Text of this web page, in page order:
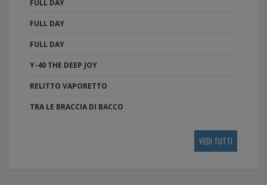
FULL DAY
FULL DAY
FULL DAY
Y-40 THE DEEP JOY
RELITTO VAPORETTO
TRA LE BRACCIA DI BACCO
VEDI TUTTI